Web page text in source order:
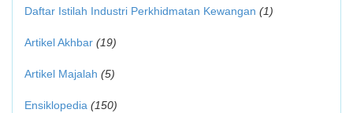
Daftar Istilah Industri Perkhidmatan Kewangan (1)
Artikel Akhbar (19)
Artikel Majalah (5)
Ensiklopedia (150)